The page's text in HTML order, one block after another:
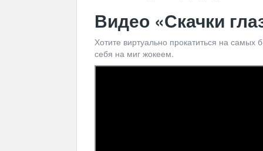
Видео «Скачки
Хотите виртуально прокатиться на самых
себя на миг жокеем.